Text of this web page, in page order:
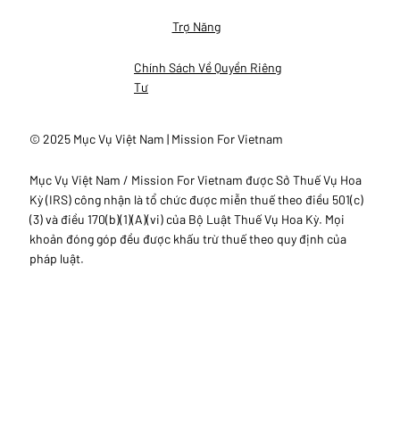
Trợ Năng
Chính Sách Về Quyền Riêng
Tư
© 2025 Mục Vụ Việt Nam | Mission For Vietnam
Mục Vụ Việt Nam / Mission For Vietnam được Sở Thuế Vụ Hoa
Kỳ (IRS) công nhận là tổ chức được miễn thuế theo điều 501(c)
(3) và điều 170(b)(1)(A)(vi) của Bộ Luật Thuế Vụ Hoa Kỳ. Mọi
khoản đóng góp đều được khấu trừ thuế theo quy định của
pháp luật.